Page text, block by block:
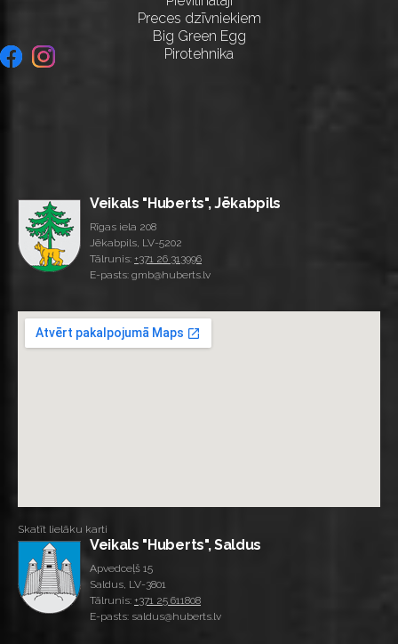
Preces dzīvniekiem
Big Green Egg
Pirotehnika
Veikals "Huberts", Jēkabpils
Rīgas iela 208
Jēkabpils, LV-5202
Tālrunis: +371 26 313996
E-pasts: gmb@huberts.lv
Skatīt lielāku karti
Veikals "Huberts", Saldus
Apvedceļš 15
Saldus, LV-3801
Tālrunis: +371 25 611808
E-pasts: saldus@huberts.lv